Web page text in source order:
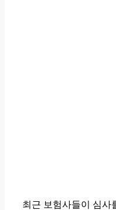
최근 보험사들이 심사